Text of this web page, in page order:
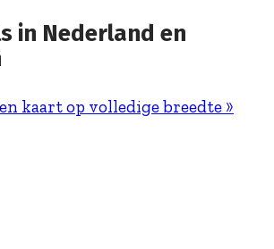
in Nederland en
kaart op volledige breedte »